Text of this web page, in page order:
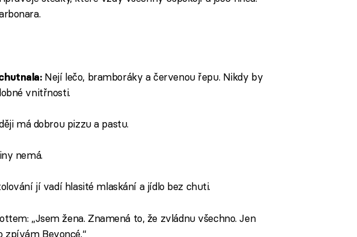
Nejí lečo, bramboráky a červenou řepu. Nikdy by
vnitřnosti.
má dobrou pizzu a pastu.
nemá.
jí vadí hlasité mlaskání a jídlo bez chuti.
„Jsem žena. Znamená to, že zvládnu všechno. Jen
zpívám Beyoncé.“